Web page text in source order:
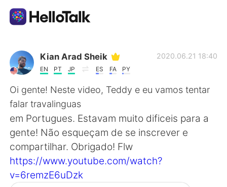
Language Exchange App
AI Grammar Checker
English
简体中文 繁體中文
Español
Kian Arad Sheik
EN PT JP ES FA PY
2020.06.21 18:40
Oi gente! Neste video, Teddy e eu vamos tentar
falar travalinguas
em Portugues. Estavam muito dificeis para a
gente! Não esqueçam de se inscrever e
compartilhar. Obrigado! Flw
https://www.youtube.com/watch?
v=6remzE6uDzk